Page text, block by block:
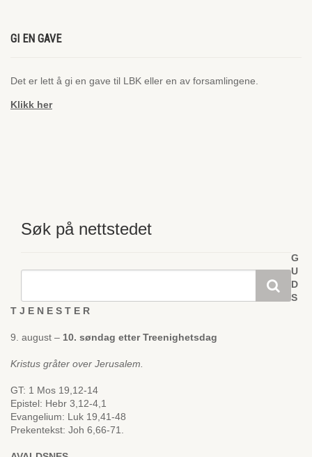
GI EN GAVE
Det er lett å gi en gave til LBK eller en av forsamlingene.
Klikk her
Søk på nettstedet
G
U
D
S
T J E N E S T E R
9. august – 10. søndag etter Treenighetsdag
Kristus gråter over Jerusalem.
GT: 1 Mos 19,12-14
Epistel: Hebr 3,12-4,1
Evangelium: Luk 19,41-48
Prekentekst: Joh 6,66-71.